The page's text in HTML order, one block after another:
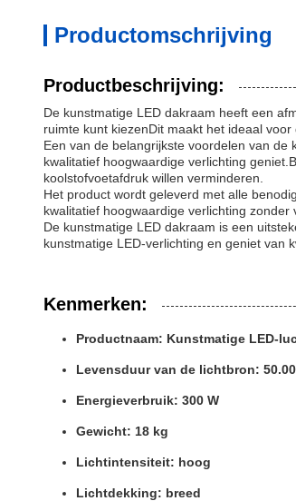
Productomschrijving
Productbeschrijving:
De kunstmatige LED dakraam heeft een
ruimte kunt kiezenDit maakt het ideaal
Een van de belangrijkste voordelen van
kwalitatief hoogwaardige verlichting
koolstofvoetafdruk willen verminderen.
Het product wordt geleverd met alle
kwalitatief hoogwaardige verlichting
De kunstmatige LED dakraam is een
kunstmatige LED-verlichting en geniet van
Kenmerken:
Productnaam: Kunstmatige LED-
Levensduur van de lichtbron:
Energieverbruik: 300 W
Gewicht: 18 kg
Lichtintensiteit: hoog
Lichtdekking: breed